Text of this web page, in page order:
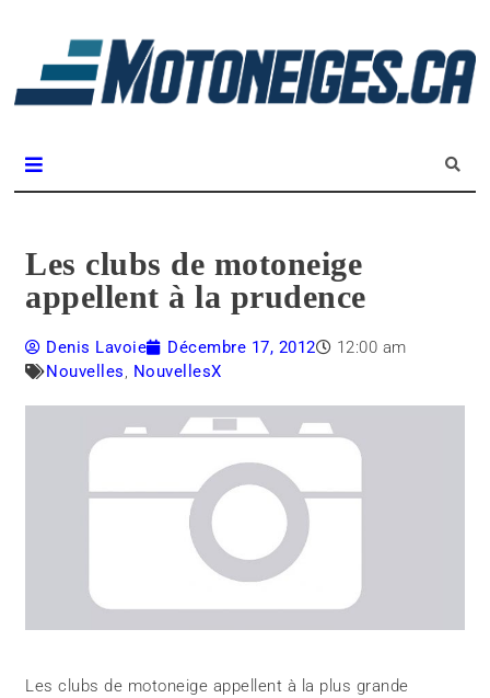
Les clubs de motoneige
appellent à la prudence
Denis Lavoie Décembre 17, 2012
12:00 am
Nouvelles, NouvellesX
Les clubs de motoneige appellent à la plus grande